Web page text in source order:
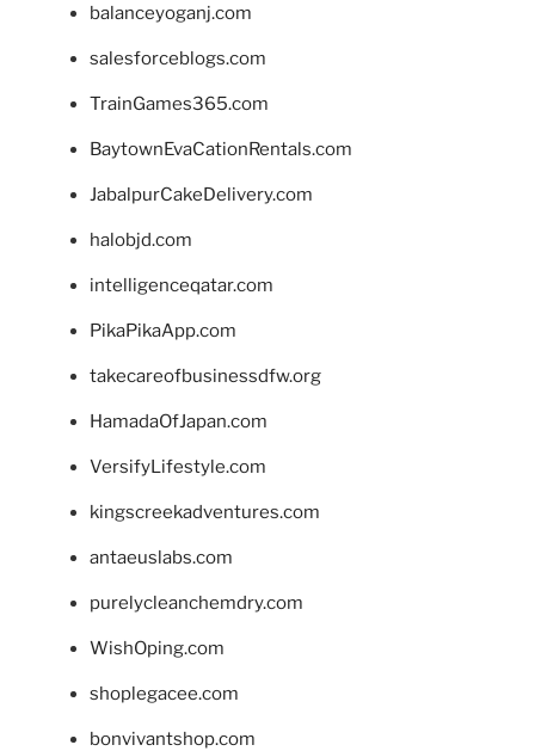
balanceyoganj.com
salesforceblogs.com
TrainGames365.com
BaytownEvaCationRentals.com
JabalpurCakeDelivery.com
halobjd.com
intelligenceqatar.com
PikaPikaApp.com
takecareofbusinessdfw.org
HamadaOfJapan.com
VersifyLifestyle.com
kingscreekadventures.com
antaeuslabs.com
purelycleanchemdry.com
WishOping.com
shoplegacee.com
bonvivantshop.com